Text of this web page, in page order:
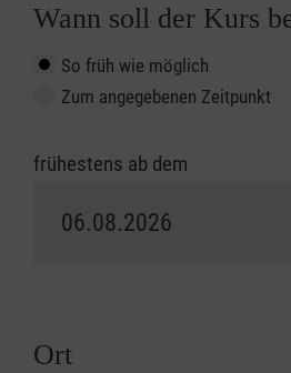
Wann soll der Kurs
So früh wie möglich
Zum angegebenen Zeitpunkt
frühestens ab dem
Ort